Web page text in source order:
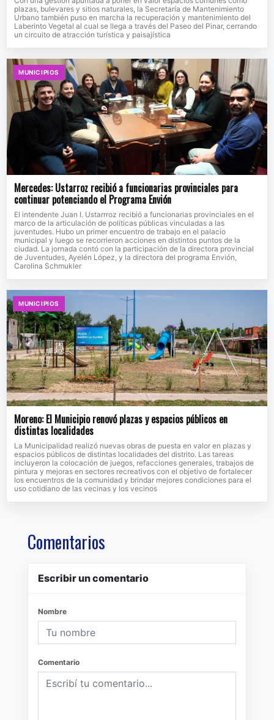
plazas, bulevares y sitios naturales, la Secretaría de Mantenimiento
Urbano también puso en marcha la recuperación y mantenimiento del
Laberinto Vegetal al cual se llega a través del Paseo del Pinar, cerrando
un circuito de atracción turística y paisajística
MUNICIPIOS
Mercedes: Ustarroz recibió a funcionarias provinciales para
continuar potenciando el Programa Envión
El intendente Juan I. Ustarrroz recibió a funcionarias provinciales en el
marco de la articulación de políticas públicas vinculadas a las
juventudes. Hubo un primer encuentro de trabajo en el palacio
municipal y luego se recorrieron acciones en distintos puntos de la
ciudad. La jornada contó con la participación de la directora provincial
de Juventudes, Ayelén López, y la directora del programa Envión,
Carolina Schmukler
MUNICIPIOS
Moreno: El Municipio renovó plazas y espacios públicos en
distintas localidades
La Municipalidad realizó nuevas obras de puesta en valor en plazas y
espacios públicos de distintas localidades del distrito. Las tareas
incluyeron la colocación de juegos, refacciones generales, trabajos de
pintura y mejoras en sectores recreativos con el objetivo de fortalecer
los encuentros de la comunidad y brindar mejores condiciones para el
uso cotidiano de las vecinas y los vecinos
Comentarios
Escribir un comentario
Nombre
Comentario